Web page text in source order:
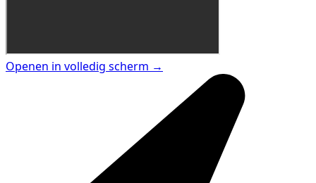
Openen in volledig scherm →